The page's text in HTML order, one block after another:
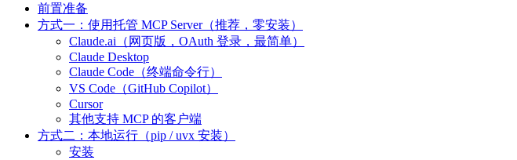
前置准备
方式一：使用托管 MCP Server（推荐，零安装）
Claude.ai（网页版，OAuth 登录，最简单）
Claude Desktop
Claude Code（终端命令行）
VS Code（GitHub Copilot）
Cursor
其他支持 MCP 的客户端
方式二：本地运行（pip / uvx 安装）
安装